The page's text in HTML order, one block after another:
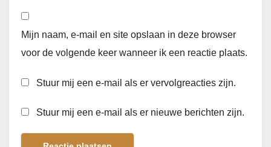
Mijn naam, e-mail en site opslaan in deze browser
voor de volgende keer wanneer ik een reactie plaats.
Stuur mij een e-mail als er vervolgreacties zijn.
Stuur mij een e-mail als er nieuwe berichten zijn.